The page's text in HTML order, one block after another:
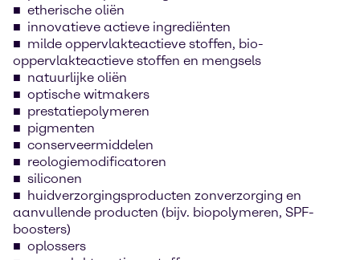
etherische oliën
innovatieve actieve ingrediënten
milde oppervlakteactieve stoffen, bio-
oppervlakteactieve stoffen en mengsels
natuurlijke oliën
optische witmakers
prestatiepolymeren
pigmenten
conserveermiddelen
reologiemodificatoren
siliconen
huidverzorgingsproducten zonverzorging en
aanvullende producten (bijv. biopolymeren, SPF-
boosters)
oplossers